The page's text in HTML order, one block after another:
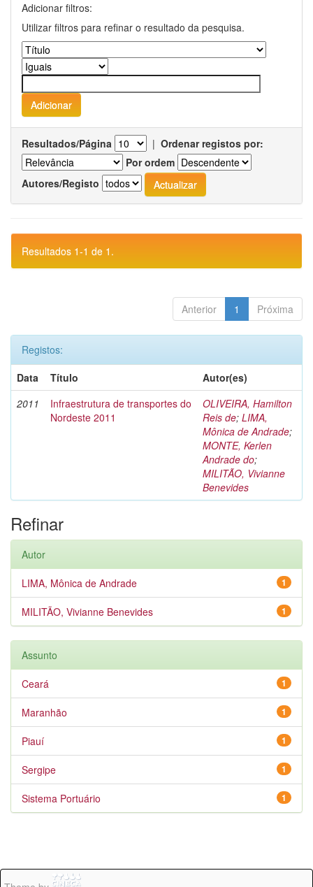
Adicionar filtros:
Utilizar filtros para refinar o resultado da pesquisa.
Resultados/Página | Ordenar registos por:
Por ordem
Autores/Registo
Resultados 1-1 de 1.
Anterior 1 Próxima
Registos:
Data
Título
Autor(es)
2011
Infraestrutura de transportes do
Nordeste 2011
OLIVEIRA, Hamilton
Reis de; LIMA,
Mônica de Andrade;
MONTE, Kerlen
Andrade do;
MILITÃO, Vivianne
Benevides
Refinar
Autor
1
LIMA, Mônica de Andrade
1
MILITÃO, Vivianne Benevides
Assunto
1
Ceará
1
Maranhão
1
Piauí
1
Sergipe
1
Sistema Portuário